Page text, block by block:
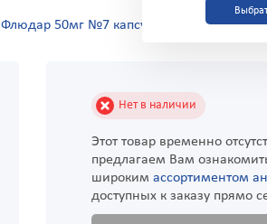
Флюдар 50мг №7 капсулы
Нет в наличии
Этот товар временно
предлагаем Вам
широким ассортиментом
доступных к заказу прямо